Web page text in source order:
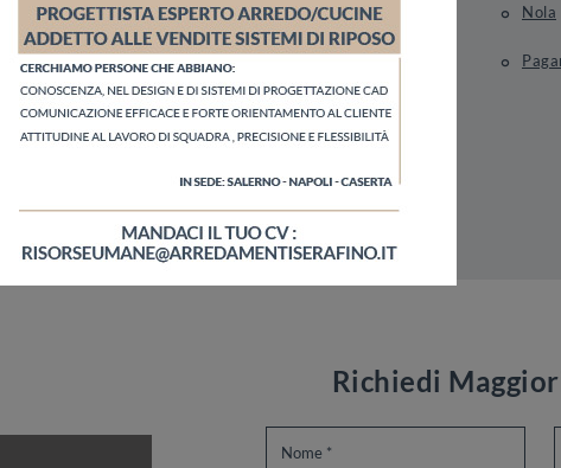
Nola
Sedie Riflessi Nola Sedie Riflessi Pagani
Richiedi